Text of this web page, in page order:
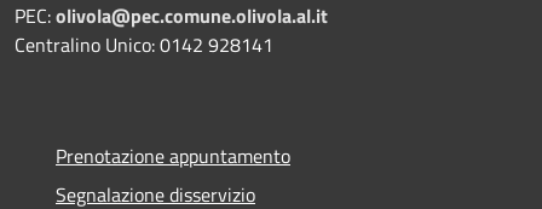
PEC:olivola@pec.comune.olivola.al.it
Centralino Unico: 0142 928141
Prenotazione appuntamento
Segnalazione disservizio